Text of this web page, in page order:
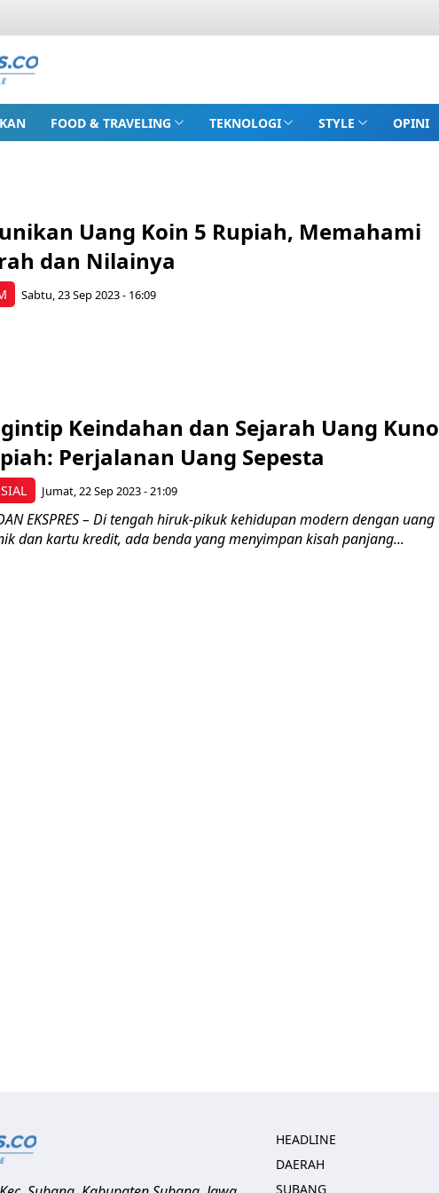
FOOD & TRAVELING TEKNOLOGI STYLE OPINI
Uang Koin 5 Rupiah, Memahami
dan Nilainya
Sabtu, 23 Sep 2023 - 16:09
Keindahan dan Sejarah Uang Kuno
Perjalanan Uang Sepesta
Jumat, 22 Sep 2023 - 21:09
EKSPRES – Di tengah hiruk-pikuk kehidupan modern dengan uang
dan kartu kredit, ada benda yang menyimpan kisah panjang...
HEADLINE
DAERAH
SUBANG